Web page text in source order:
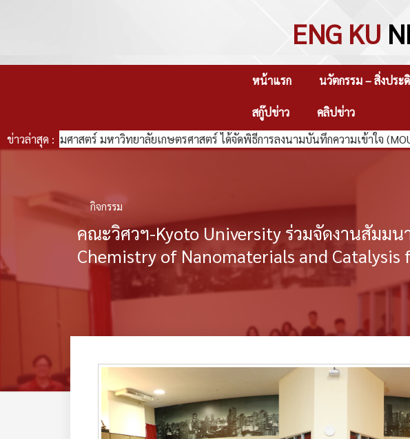
ENG KU
หน้าแรก นวัตกรรม – สิ่งประ
สกู๊ปข่าว
คลิปข่าว
ข่าวล่าสุด :
วกรรมศาสตร์ มหาวิทยาลัยเกษตรศาสตร์ ได้จัดพิธีการลงนามบันทึกความเข้าใจ (MOU) ระ
กิจกรรม
คณะวิศวฯ-Kyoto University ร่วมจัดงานสัมมน
Chemistry of Nanomaterials and Catalysis